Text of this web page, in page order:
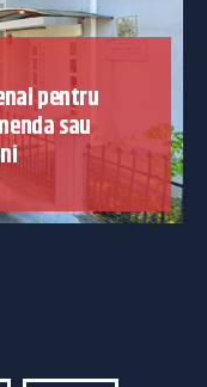
pentru
sau